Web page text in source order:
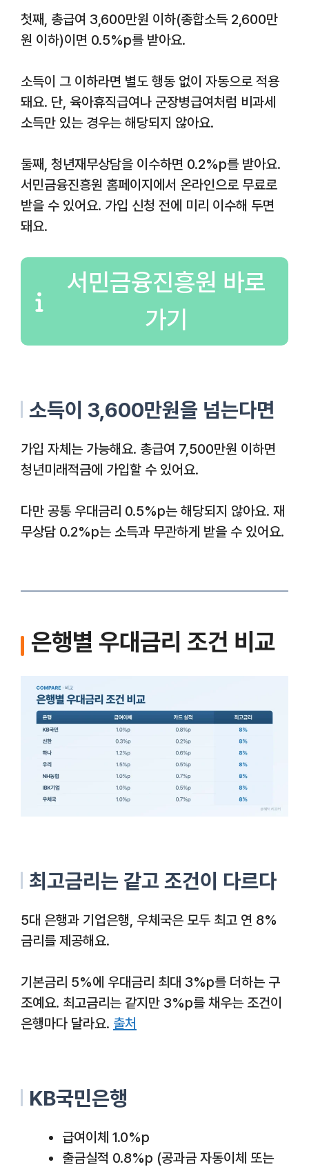
첫째, 총급여 3,600만원 이하(종합소득 2,600만
원 이하)이면 0.5%p를 받아요.
소득이 그 이하라면 별도 행동 없이 자동으로 적용
돼요. 단, 육아휴직급여나 군장병급여처럼 비과세
소득만 있는 경우는 해당되지 않아요.
둘째, 청년재무상담을 이수하면 0.2%p를 받아요.
서민금융진흥원 홈페이지에서 온라인으로 무료로
받을 수 있어요. 가입 신청 전에 미리 이수해 두면
돼요.
서민금융진흥원 바로
가기
소득이 3,600만원을 넘는다면
가입 자체는 가능해요. 총급여 7,500만원 이하면
청년미래적금에 가입할 수 있어요.
다만 공통 우대금리 0.5%p는 해당되지 않아요. 재
무상담 0.2%p는 소득과 무관하게 받을 수 있어요.
은행별 우대금리 조건 비교
최고금리는 같고 조건이 다르다
5대 은행과 기업은행, 우체국은 모두 최고 연 8%
금리를 제공해요.
기본금리 5%에 우대금리 최대 3%p를 더하는 구
조예요. 최고금리는 같지만 3%p를 채우는 조건이
은행마다 달라요. 출처
KB국민은행
급여이체 1.0%p
출금실적 0.8%p (공과금 자동이체 또는